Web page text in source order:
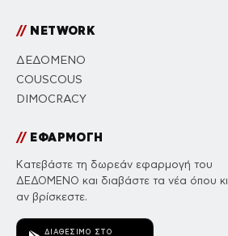
//NETWORK
ΔΕΔΟΜΕΝΟ
COUSCOUS
DIMOCRACY
//ΕΦΑΡΜΟΓΗ
Κατεβάστε τη δωρεάν εφαρμογή του
ΔΕΔΟΜΕΝΟ και διαβάστε τα νέα όπου κι
αν βρίσκεστε.
ΔΙΑΘΈΣΙΜΟ ΣΤΟ